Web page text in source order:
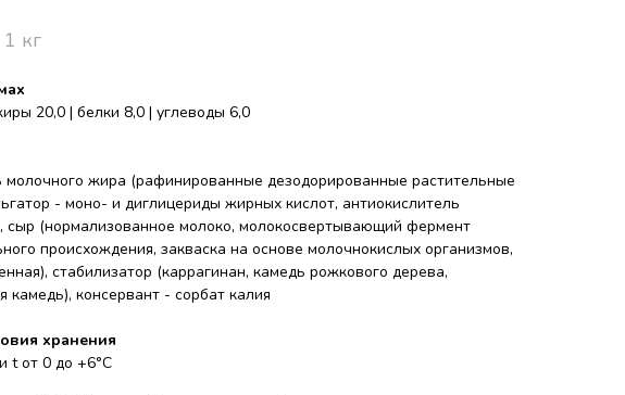
кг
20,0 | белки 8,0 | углеводы 6,0
молочного жира (рафинированные дезодорированные растительные
- моно- и диглицериды жирных кислот, антиокислитель
сыр (нормализованное молоко, молокосвертывающий фермент
происхождения, закваска на основе молочнокислых организмов,
стабилизатор (каррагинан, камедь рожкового дерева,
камедь), консервант - сорбат калия
хранения
t от 0 до +6°С